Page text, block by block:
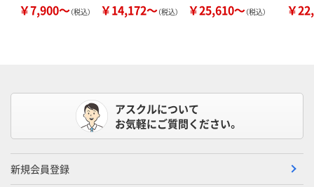
￥7,900～（税込） ￥14,172～（税込） ￥25,610～（税込） ￥
アスクルについて
お気軽にご質問ください。
新規会員登録